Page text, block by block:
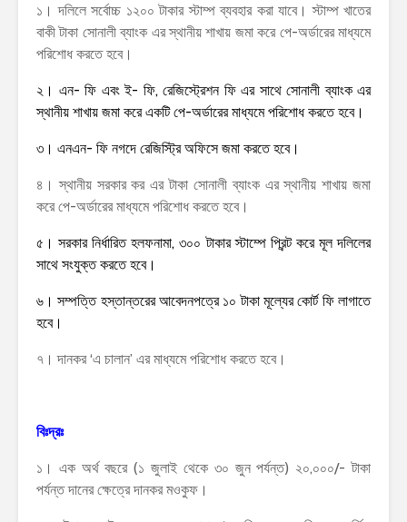
১। দলিলে সর্বোচ্চ ১২০০ টাকার স্টাম্প ব্যবহার করা যাবে। স্টাম্প খাতের
বাকী টাকা সোনালী ব্যাংক এর স্থানীয় শাখায় জমা করে পে-অর্ডারের মাধ্যমে
পরিশোধ করতে হবে।
২। এন- ফি এবং ই- ফি, রেজিস্ট্রেশন ফি এর সাথে সোনালী ব্যাংক এর
স্থানীয় শাখায় জমা করে একটি পে-অর্ডারের মাধ্যমে পরিশোধ করতে হবে।
৩। এনএন- ফি নগদে রেজিস্ট্রি অফিসে জমা করতে হবে।
৪। স্থানীয় সরকার কর এর টাকা সোনালী ব্যাংক এর স্থানীয় শাখায় জমা
করে পে-অর্ডারের মাধ্যমে পরিশোধ করতে হবে।
৫। সরকার নির্ধারিত হলফনামা, ৩০০ টাকার স্টাম্পে প্রিন্ট করে মূল দলিলের
সাথে সংযুক্ত করতে হবে।
৬। সম্পত্তি হস্তান্তরের আবেদনপত্রে ১০ টাকা মূল্যের কোর্ট ফি লাগাতে
হবে।
৭। দানকর ‘এ চালান’ এর মাধ্যমে পরিশোধ করতে হবে।
বিঃদ্রঃ
১। এক অর্থ বছরে (১ জুলাই থেকে ৩০ জুন পর্যন্ত) ২০,০০০/- টাকা
পর্যন্ত দানের ক্ষেত্রে দানকর মওকুফ।